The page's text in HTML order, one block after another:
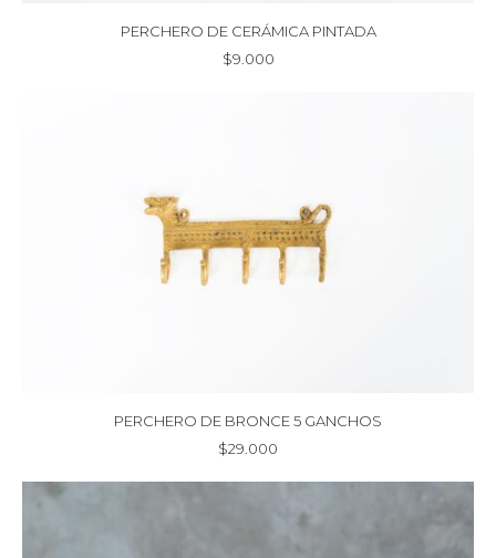
PERCHERO DE CERÁMICA PINTADA
$9.000
PERCHERO DE BRONCE 5 GANCHOS
$29.000